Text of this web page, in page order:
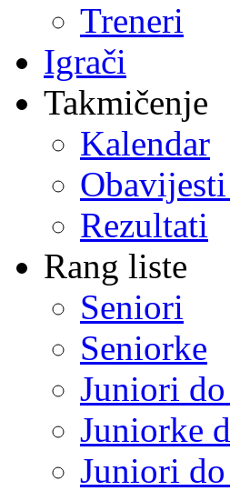
Treneri
Igrači
Takmičenje
Kalendar
Rezultati
Rang liste
Seniori
Seniorke
Juniori
Juniorke
Juniori